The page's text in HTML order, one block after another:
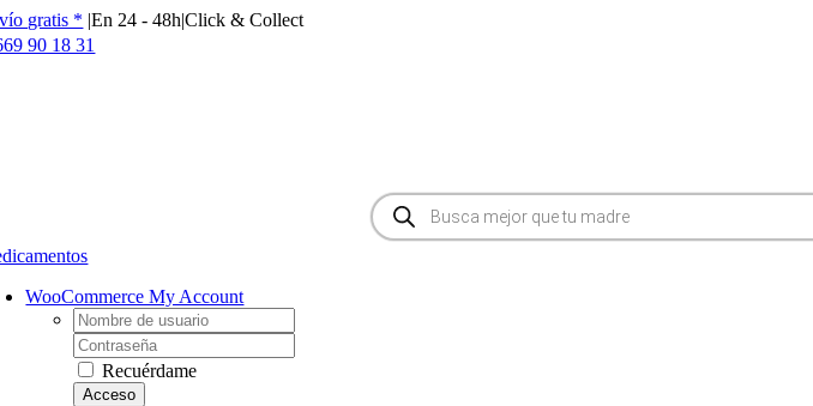
Saltar
al
gratis * |En 24 - 48h|Click & Collect
90 18 31
Búsqueda
de
productos
WooCommerce My Account
Username:
Password:
Recuérdame